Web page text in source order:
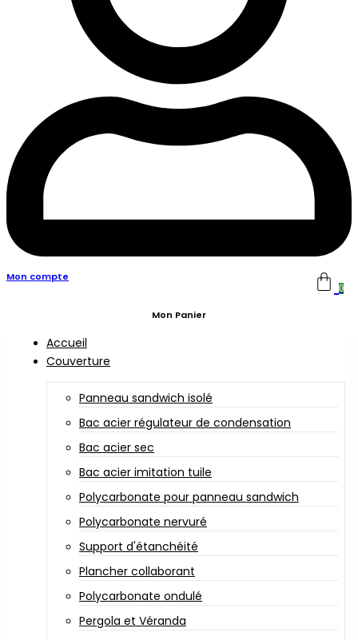
Mon compte
0
Mon Panier
Accueil
Couverture
Panneau sandwich isolé
Bac acier régulateur de condensation
Bac acier sec
Bac acier imitation tuile
Polycarbonate pour panneau sandwich
Polycarbonate nervuré
Support d'étanchéité
Plancher collaborant
Polycarbonate ondulé
Pergola et Véranda